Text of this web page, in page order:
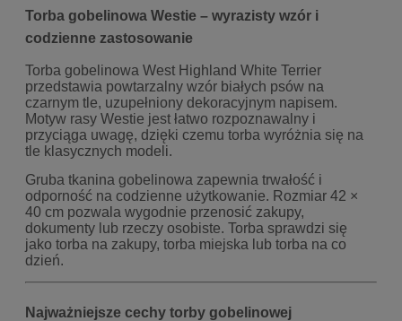
Torba gobelinowa Westie – wyrazisty wzór i
codzienne zastosowanie
Torba gobelinowa West Highland White Terrier
przedstawia powtarzalny wzór białych psów na
czarnym tle, uzupełniony dekoracyjnym napisem.
Motyw rasy Westie jest łatwo rozpoznawalny i
przyciąga uwagę, dzięki czemu torba wyróżnia się na
tle klasycznych modeli.
Gruba tkanina gobelinowa zapewnia trwałość i
odporność na codzienne użytkowanie. Rozmiar 42 ×
40 cm pozwala wygodnie przenosić zakupy,
dokumenty lub rzeczy osobiste. Torba sprawdzi się
jako torba na zakupy, torba miejska lub torba na co
dzień.
Najważniejsze cechy torby gobelinowej